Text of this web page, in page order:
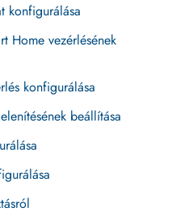
konfigurálása
Home vezérlésének
konfigurálása
beállítása